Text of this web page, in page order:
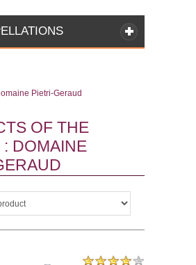
Pietri-Geraud
OF THE
DOMAINE